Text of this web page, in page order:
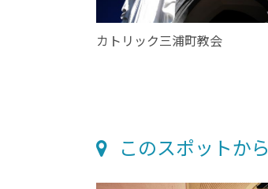
カトリック三浦町教会
このスポットか